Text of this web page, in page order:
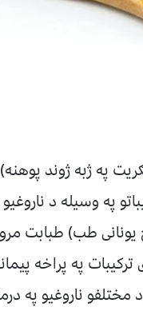
په ژبه ژوند
په وسیله د
یونانی طب) طبابت
په پراخه
ناروغیو په